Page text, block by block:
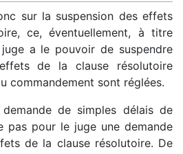
sur la suspension des effets
ce, éventuellement, à titre
a le pouvoir de suspendre
de la clause résolutoire
commandement sont réglées.
de simples délais de
pas pour le juge une demande
de la clause résolutoire. De